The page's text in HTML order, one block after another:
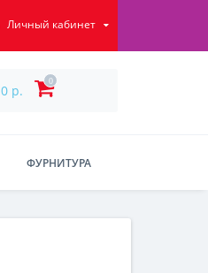
Личный кабинет
0 р.
0
ФУРНИТУРА